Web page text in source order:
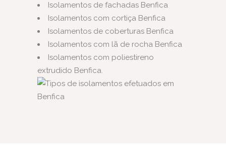
Isolamentos de fachadas Benfica
Isolamentos com cortiça Benfica
Isolamentos de coberturas Benfica
Isolamentos com lã de rocha Benfica
Isolamentos com poliestireno
extrudido Benfica.